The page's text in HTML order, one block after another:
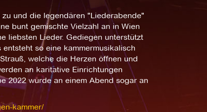
und die legendären "Liederabende"
bunt gemischte Vielzahl an in Wien
liebsten Lieder. Gediegen unterstützt
so eine kammermusikalisch
welche die Herzen öffnen und
an karitative Einrichtungen
2022 wurde an einem Abend sogar an
kammer/